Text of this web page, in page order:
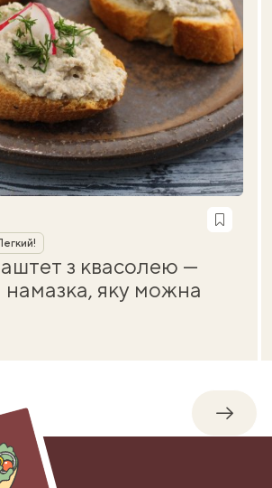
з квасолею —
яку можна